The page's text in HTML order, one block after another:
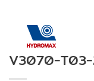
V3070-T03-